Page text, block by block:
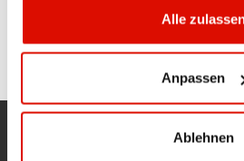
Alle
Anpassen
Ablehnen
SEITE DRUCKEN